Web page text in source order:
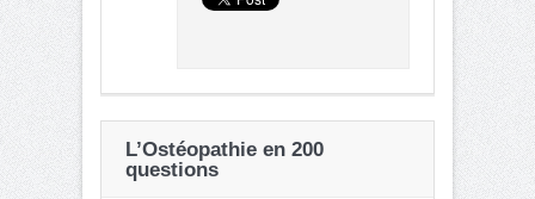
L’Ostéopathie en 200
questions